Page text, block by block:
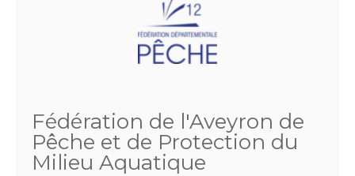
Fédération de l'Aveyron de
Pêche et de Protection du
Milieu Aquatique